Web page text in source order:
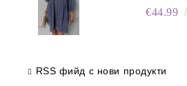
деколте€44.99
RSS фийд с нови продукти